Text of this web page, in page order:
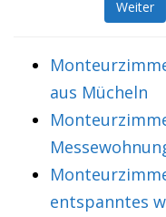
Weiter
aus Mücheln
entspanntes